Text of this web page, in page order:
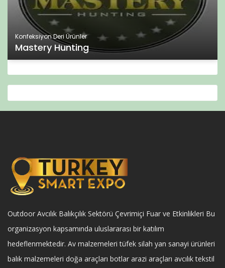
Konfeksiyon Deri Ürünler
Mastery Hunting
Outdoor Avcılık Balıkçılık Sektörü Çevrimiçi Fuar ve Etkinlikleri Bu
organizasyon kapsamında uluslararası bir katılım
hedeflenmektedir. Av malzemeleri tüfek silah yan sanayi ürünleri
balık malzemeleri doğa araçları botlar arazi araçları avcılık tekstil